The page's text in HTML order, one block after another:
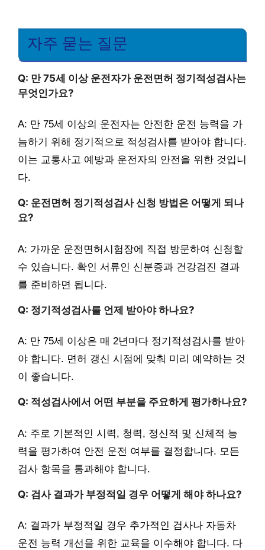
자주 묻는 질문
Q: 만 75세 이상 운전자가 운전면허 정기적성검사는
무엇인가요?
A: 만 75세 이상의 운전자는 안전한 운전 능력을 가
늠하기 위해 정기적으로 적성검사를 받아야 합니다.
이는 교통사고 예방과 운전자의 안전을 위한 것입니
다.
Q: 운전면허 정기적성검사 신청 방법은 어떻게 되나
요?
A: 가까운 운전면허시험장에 직접 방문하여 신청할
수 있습니다. 확인 서류인 신분증과 건강검진 결과
를 준비하면 됩니다.
Q: 정기적성검사를 언제 받아야 하나요?
A: 만 75세 이상은 매 2년마다 정기적성검사를 받아
야 합니다. 면허 갱신 시점에 맞춰 미리 예약하는 것
이 좋습니다.
Q: 적성검사에서 어떤 부분을 주요하게 평가하나요?
A: 주로 기본적인 시력, 청력, 정신적 및 신체적 능
력을 평가하여 안전 운전 여부를 결정합니다. 모든
검사 항목을 통과해야 합니다.
Q: 검사 결과가 부정적일 경우 어떻게 해야 하나요?
A: 결과가 부정적일 경우 추가적인 검사나 자동차
운전 능력 개선을 위한 교육을 이수해야 합니다. 다